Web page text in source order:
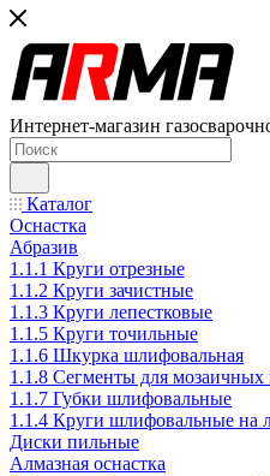
Интернет-магазин
Каталог
Оснастка
Абразив
1.1.1 Круги отрезные
1.1.2 Круги зачистные
1.1.3 Круги лепестковые
1.1.5 Круги точильные
1.1.6 Шкурка шлифовальная
1.1.8 Сегменты для
1.1.7 Губки шлифовальные
1.1.4 Круги шлифовальные на
Диски пильные
Алмазная оснастка